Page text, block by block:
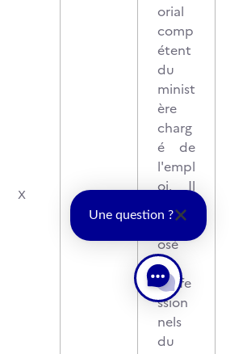
X
orial
comp
étent
du
minist
ère
charg
é de
l'empl
oi. Il
est
comp
osé
de
profe
ssion
nels
du
Une question ?